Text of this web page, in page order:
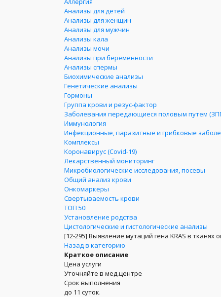
Анализы для детей
Анализы для женщин
Анализы для мужчин
Анализы кала
Анализы мочи
Анализы при беременности
Анализы спермы
Биохимические анализы
Генетические анализы
Гормоны
Группа крови и резус-фактор
Заболевания передающиеся половым путем
Иммунология
Инфекционные, паразитные и грибковые
Комплексы
Коронавирус (Covid-19)
Лекарственный мониторинг
Микробиологические исследования, посевы
Общий анализ крови
Онкомаркеры
Свертываемость крови
ТОП 50
Установление родства
Цистологические и гистологические анализы
[12-295] Выявление мутаций гена KRAS в тканях
Назад в категорию
Краткое описание
Цена услуги
Уточняйте в мед.центре
Срок выполнения
до 11 суток.